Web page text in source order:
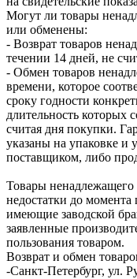
Могут ли товары
или обменены:
- Возврат товаров
течении 14 дней, не
- Обмен товаров
времени, которое
сроку годности
длительность которых
считая дня покупки.
указаны на упаковке и
поставщиком, либо
Товары
недостатки до момента
имеющие заводской
заявленные
пользования товаром.
Возврат и обмен
-Санкт-Петербург, ул.